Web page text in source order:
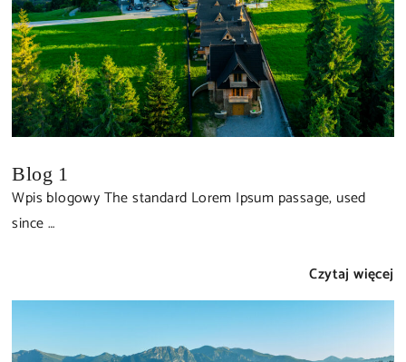
Blog 1
Wpis blogowy The standard Lorem Ipsum passage, used
since …
Czytaj więcej